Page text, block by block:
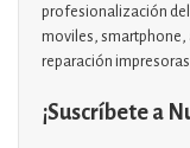
profesionalización
moviles, smartphone,
reparación
¡Suscríbete a